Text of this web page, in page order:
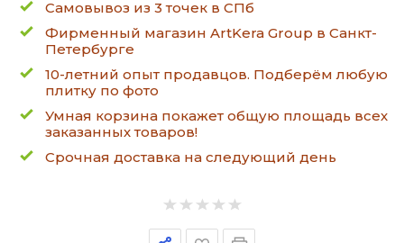
Самовывоз из 3 точек в СПб
Фирменный магазин ArtKera Group в Санкт-
Петербурге
10-летний опыт продавцов. Подберём любую
плитку по фото
Умная корзина покажет общую площадь всех
заказанных товаров!
Срочная доставка на следующий день